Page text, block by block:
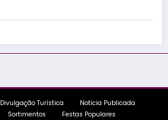
Divulgação Turística
Notícia Publicada
Sortimentos Festas Populares